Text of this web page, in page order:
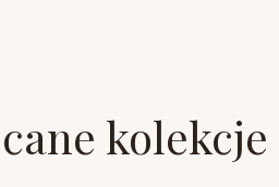
kolekcje